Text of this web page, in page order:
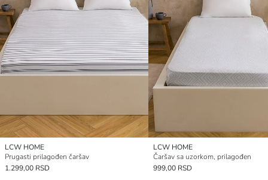
LCW HOME
Prugasti prilagođen čaršav
1.299,00 RSD
LCW HOME
Čaršav sa uzorkom, prilagođen
999,00 RSD